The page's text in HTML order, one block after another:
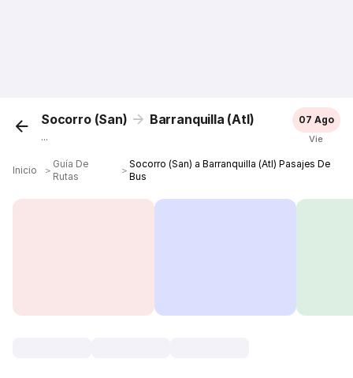
Socorro (San) Barranquilla (Atl)
...
07 Ago
Vie
Inicio ＞
Guía De
Rutas
＞
Socorro (San) a Barranquilla (Atl) Pasajes De
Bus